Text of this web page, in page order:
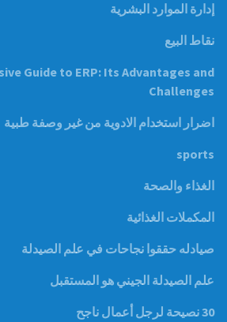
إدارة الموارد البشرية
نقاط البيع
Guide to ERP: Its Advantages and
Challenges
اضرار استخدام الادوية من غير وصفة طبية
sports
الغذاء والصحة
المكملات الغذائية
صيادله حققوا نجاحات في علم الصيدلة
علم الصيدلة الجيني هو المستقبل
30 نصيحة لرجل أعمال ناجح